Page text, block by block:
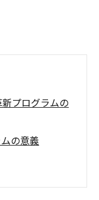
プログラムの
の意義
リキュラム